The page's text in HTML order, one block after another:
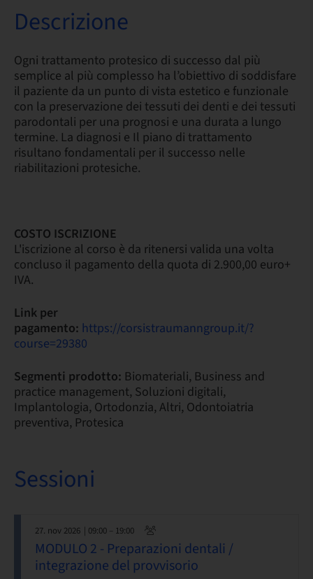
Descrizione
Ogni trattamento protesico di successo dal più
semplice al più complesso ha l’obiettivo di soddisfare
il paziente da un punto di vista estetico e funzionale
con la preservazione dei tessuti dei denti e dei tessuti
parodontali per una prognosi e una durata a lungo
termine. La diagnosi e Il piano di trattamento
risultano fondamentali per il successo nelle
riabilitazioni protesiche.
COSTO ISCRIZIONE
L'iscrizione al corso è da ritenersi valida una volta
concluso il pagamento della quota di 2.900,00 euro+
IVA.
Link per
pagamento: https://corsistraumanngroup.it/?
course=29380
Segmenti prodotto: Biomateriali, Business and
practice management, Soluzioni digitali,
Implantologia, Ortodonzia, Altri, Odontoiatria
preventiva, Protesica
Sessioni
27. nov 2026 | 09:00 – 19:00
MODULO 2 - Preparazioni dentali /
integrazione del provvisorio